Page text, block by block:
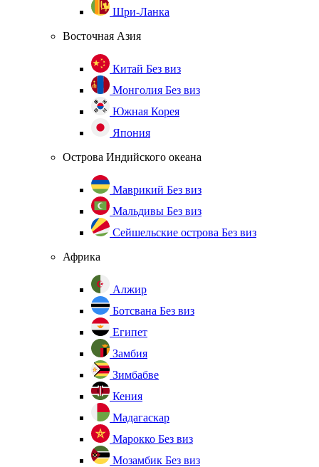
Шри-Ланка
Восточная Азия
Китай Без виз
Монголия Без виз
Южная Корея
Япония
Острова Индийского океана
Маврикий Без виз
Мальдивы Без виз
Сейшельские острова Без виз
Африка
Алжир
Ботсвана Без виз
Египет
Замбия
Зимбабве
Кения
Мадагаскар
Марокко Без виз
Мозамбик Без виз